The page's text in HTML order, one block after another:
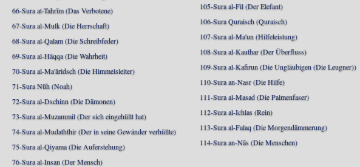
66-Sura at-Tahrīm (Das Verbotene)
67-Sura al-Mulk (Die Herrschaft)
68-Sura al-Qalam (Die Schreibfeder)
69-Sura al-Hāqqa (Die Wahrheit)
70-Sura al-Ma'āridsch (Die Himmelsleiter)
71-Sura Nūh (Noah)
72-Sura al-Dschinn (Die Dämonen)
73-Sura al-Muzammil (Der sich eingehüllt hat)
74-Sura al-Mudaththir (Der in seine Gewänder verhüllte)
75-Sura al-Qiyama (Die Auferstehung)
76-Sura al-Insan (Der Mensch)
105-Sura al-Fil (Der Elefant)
106-Sura Quraisch (Quraisch)
107-Sura al-Ma'un (Hilfeleistung)
108-Sura al-Kauthar (Der Überfluss)
109-Sura al-Kafirun (Die Ungläubigen (Die Leugner))
110-Sura an-Nasr (Die Hilfe)
111-Sura al-Masad (Die Palmenfaser)
112-Sura al-Ichlas (Rein)
113-Sura al-Falaq (Die Morgendämmerung)
114-Sura an-Nās (Die Menschen)